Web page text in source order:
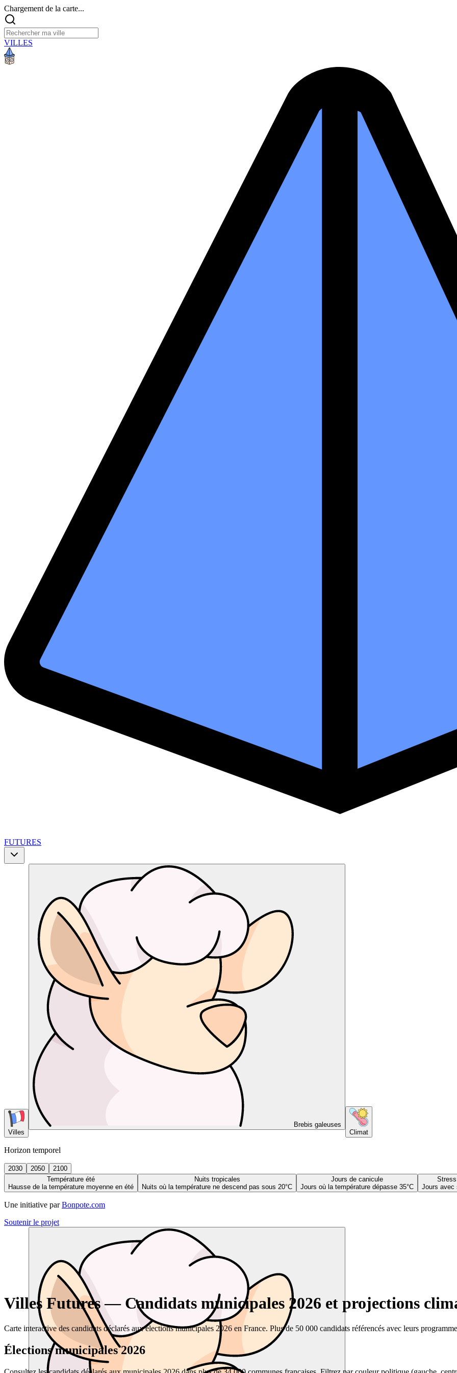
Chargement de la carte...
VILLES
FUTURES
Villes
Brebis galeuses
Climat
Horizon temporel
2030 2050
2100
Température été
Hausse de la température moyenne en été
Nuits tropicales
Nuits où la température ne descend pas sous 20°C
Jours de canicule
Jours où la température dépasse 35°C
Jours avec
Une initiative par Bonpote.com
Soutenir le projet
Villes Futures — Candidats municipales 2026 et projections
Carte interactive des candidats déclarés aux élections municipales 2026 en France. Plus de 50 000 candidats référencés avec leurs
Élections municipales 2026